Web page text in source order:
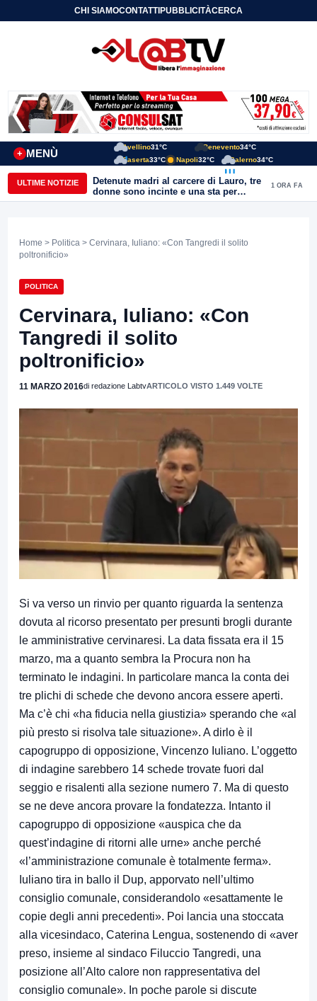
CHI SIAMOCONTATTIPUBBLICITÀCERCA
MENÙ
+
Avellino31°C Benevento34°C
Caserta33°C Napoli32°C Salerno34°C
ULTIME NOTIZIE
Detenute madri al carcere di Lauro, tre
donne sono incinte e una sta per
partorire. Ciambriello: Un bambino
1 ORA FA
Home > Politica > Cervinara, Iuliano: «Con Tangredi il solito
poltronificio»
POLITICA
Cervinara, Iuliano: «Con
Tangredi il solito
poltronificio»
11 MARZO 2016di redazione LabtvARTICOLO VISTO 1.449 VOLTE
Si va verso un rinvio per quanto riguarda la sentenza
dovuta al ricorso presentato per presunti brogli durante
le amministrative cervinaresi. La data fissata era il 15
marzo, ma a quanto sembra la Procura non ha
terminato le indagini. In particolare manca la conta dei
tre plichi di schede che devono ancora essere aperti.
Ma c’è chi «ha fiducia nella giustizia» sperando che «al
più presto si risolva tale situazione». A dirlo è il
capogruppo di opposizione, Vincenzo Iuliano. L’oggetto
di indagine sarebbero 14 schede trovate fuori dal
seggio e risalenti alla sezione numero 7. Ma di questo
se ne deve ancora provare la fondatezza. Intanto il
capogruppo di opposizione «auspica che da
quest’indagine di ritorni alle urne» anche perché
«l’amministrazione comunale è totalmente ferma».
Iuliano tira in ballo il Dup, apporvato nell’ultimo
consiglio comunale, considerandolo «esattamente le
copie degli anni precedenti». Poi lancia una stoccata
alla vicesindaco, Caterina Lengua, sostenendo di «aver
preso, insieme al sindaco Filuccio Tangredi, una
posizione all’Alto calore non rappresentativa del
consiglio comunale». In poche parole si discute